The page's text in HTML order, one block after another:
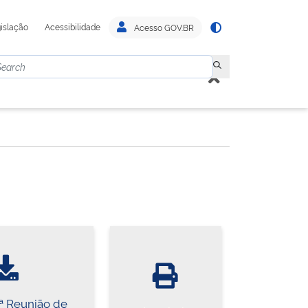
Acessibilidade Acesso GOV.BR
Reunião de